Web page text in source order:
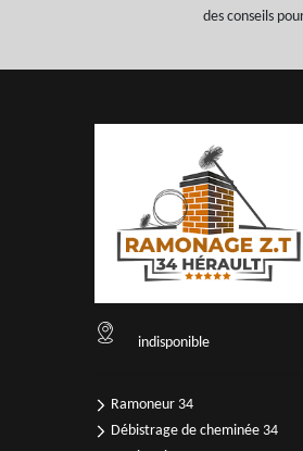
des conseils
indisponible
Ramoneur 34
Débistrage de cheminée 34